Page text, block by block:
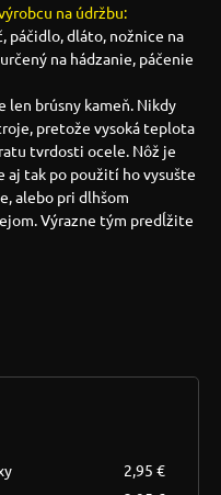
na údržbu:
páčidlo, dláto, nožnice na
na hádzanie, páčenie
len brúsny kameň. Nikdy
pretože vysoká teplota
tvrdosti ocele. Nôž je
aj tak po použití ho vysušte
alebo pri dlhšom
Výrazne tým predĺžite
2,95 €